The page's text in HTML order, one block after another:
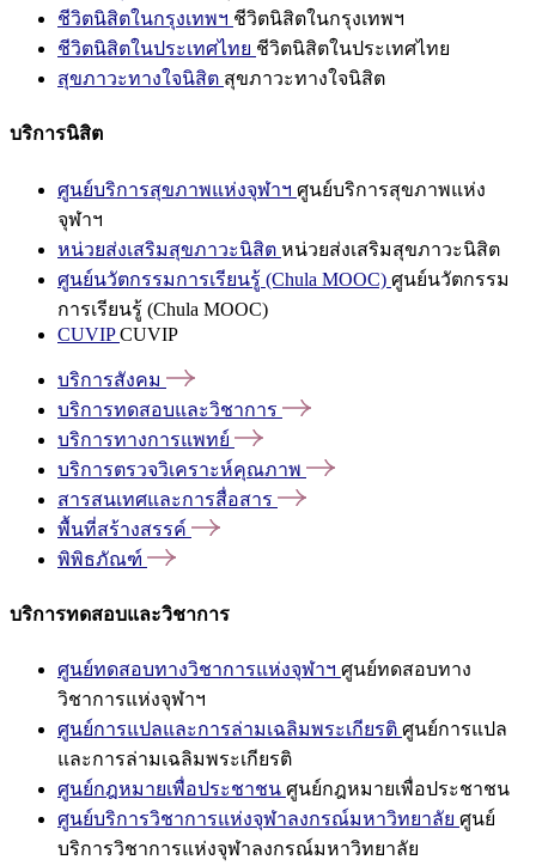
ชีวิตนิสิตในกรุงเทพฯ ชีวิตนิสิตในกรุงเทพฯ
ชีวิตนิสิตในประเทศไทย ชีวิตนิสิตในประเทศไทย
สุขภาวะทางใจนิสิต สุขภาวะทางใจนิสิต
บริการนิสิต
ศูนย์บริการสุขภาพแห่งจุฬาฯ ศูนย์บริการสุขภาพแห่ง
จุฬาฯ
หน่วยส่งเสริมสุขภาวะนิสิต หน่วยส่งเสริมสุขภาวะนิสิต
ศูนย์นวัตกรรมการเรียนรู้ (Chula MOOC) ศูนย์นวัตกรรม
การเรียนรู้ (Chula MOOC)
CUVIPCUVIP
บริการสังคม
บริการทดสอบและวิชาการ
บริการทางการแพทย์
บริการตรวจวิเคราะห์คุณภาพ
สารสนเทศและการสื่อสาร
พื้นที่สร้างสรรค์
พิพิธภัณฑ์
บริการทดสอบและวิชาการ
ศูนย์ทดสอบทางวิชาการแห่งจุฬาฯ ศูนย์ทดสอบทาง
วิชาการแห่งจุฬาฯ
ศูนย์การแปลและการล่ามเฉลิมพระเกียรติ ศูนย์การแปล
และการล่ามเฉลิมพระเกียรติ
ศูนย์กฎหมายเพื่อประชาชน ศูนย์กฎหมายเพื่อประชาชน
ศูนย์บริการวิชาการแห่งจุฬาลงกรณ์มหาวิทยาลัย ศูนย์
บริการวิชาการแห่งจุฬาลงกรณ์มหาวิทยาลัย